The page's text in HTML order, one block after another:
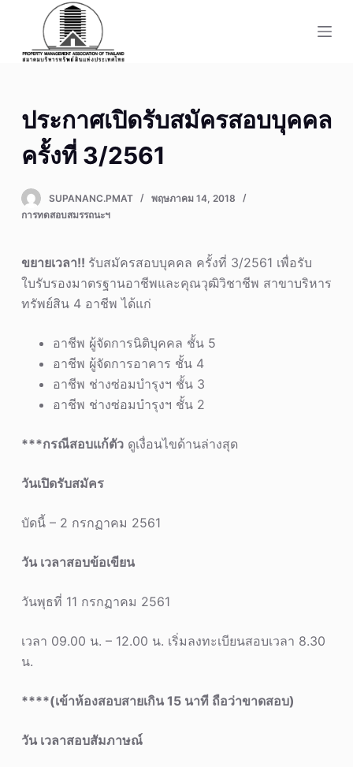
o
o
e
ประกาศเปิดรับสมัครสอบบุคคล
ครั้งที่ 3/2561
SUPANANC.PMAT
พฤษภาคม 14, 2018
การทดสอบสมรรถนะฯ
ขยายเวลา!! รับสมัครสอบบุคคล ครั้งที่ 3/2561 เพื่อรับ
ใบรับรองมาตรฐานอาชีพและคุณวุฒิวิชาชีพ สาขาบริหาร
ทรัพย์สิน 4 อาชีพ ได้แก่
อาชีพ ผู้จัดการนิติบุคคล ชั้น 5
อาชีพ ผู้จัดการอาคาร ชั้น 4
อาชีพ ช่างซ่อมบำรุงฯ ชั้น 3
อาชีพ ช่างซ่อมบำรุงฯ ชั้น 2
***กรณีสอบแก้ตัวดูเงื่อนไขด้านล่างสุด
วันเปิดรับสมัคร
บัดนี้ – 2 กรกฏาคม 2561
วัน เวลาสอบข้อเขียน
วันพุธที่ 11 กรกฏาคม 2561
เวลา 09.00 น. – 12.00 น. เริ่มลงทะเบียนสอบเวลา 8.30
น.
****(เข้าห้องสอบสายเกิน 15 นาที ถือว่าขาดสอบ)
วัน เวลาสอบสัมภาษณ์